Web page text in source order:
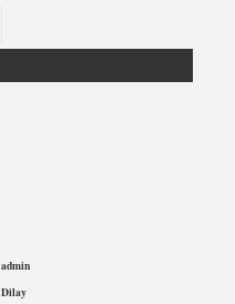
admin
Dilay